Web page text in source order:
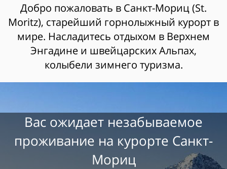
Добро пожаловать в Санкт-Мориц (St.
Moritz), старейший горнолыжный курорт в
мире. Насладитесь отдыхом в Верхнем
Энгадине и швейцарских Альпах,
колыбели зимнего туризма.
Вас ожидает незабываемое
проживание на курорте Санкт-
Мориц